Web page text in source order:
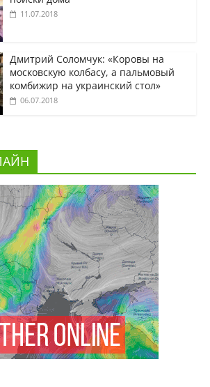
11.07.2018
Дмитрий Соломчук: «Коровы на
московскую колбасу, а пальмовый
комбижир на украинский стол»
06.07.2018